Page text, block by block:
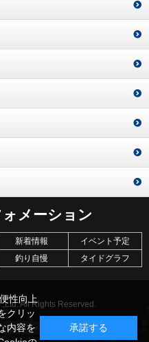
メーション
新着情報
イベント予定
釣り自慢
タイドグラフ
All Rights Reserved.
性向上
クリッ
内容を
承諾する